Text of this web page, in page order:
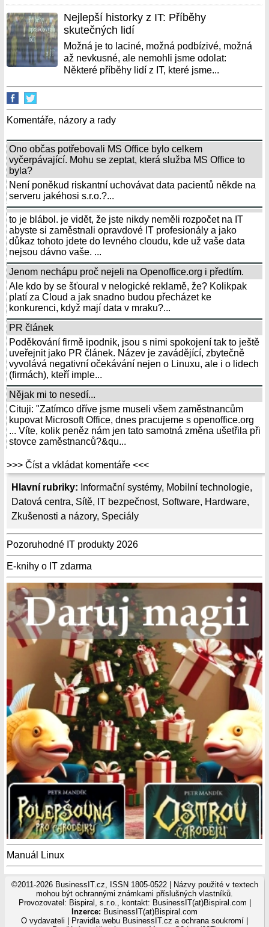
Hlavní rubriky: Informační systémy, Mobilní technologie,
Datová centra, Sítě, IT bezpečnost, Software, Hardware,
Zkušenosti a názory, Speciály
Pozoruhodné IT produkty 2026
E-knihy o IT zdarma
Manuál Linux
Nejlepší historky z IT: Příběhy
skutečných lidí
Možná je to laciné, možná podbízivé, možná
až nevkusné, ale nemohli jsme odolat:
Některé příběhy lidí z IT, které jsme...
Komentáře, názory a rady
Ono občas potřebovali MS Office bylo celkem
vyčerpávající. Mohu se zeptat, která služba MS Office to
byla?
Není poněkud riskantní uchovávat data pacientů někde na
serveru jakéhosi s.r.o.?...
to je blábol. je vidět, že jste nikdy neměli rozpočet na IT
abyste si zaměstnali opravdové IT profesionály a jako
důkaz tohoto jdete do levného cloudu, kde už vaše data
nejsou dávno vaše. ...
Jenom nechápu proč nejeli na Openoffice.org i předtím.
Ale kdo by se šťoural v nelogické reklamě, že? Kolikpak
platí za Cloud a jak snadno budou přecházet ke
konkurenci, když mají data v mraku?...
PR článek
Poděkování firmě ipodnik, jsou s nimi spokojení tak to ještě
uveřejnit jako PR článek. Název je zavádějící, zbytečně
vyvolává negativní očekávání nejen o Linuxu, ale i o lidech
(firmách), kteří imple...
Nějak mi to nesedí...
Cituji: "Zatímco dříve jsme museli všem zaměstnancům
kupovat Microsoft Office, dnes pracujeme s openoffice.org
... Víte, kolik peněz nám jen tato samotná změna ušetřila při
stovce zaměstnanců?&qu...
>>> Číst a vkládat komentáře <<<
©2011-2026 BusinessIT.cz, ISSN 1805-0522 | Názvy použité v textech
mohou být ochrannými známkami příslušných vlastníků.
Provozovatel: Bispiral, s.r.o., kontakt: BusinessIT(at)Bispiral.com |
Inzerce: BusinessIT(at)Bispiral.com
O vydavateli
Pravidla webu BusinessIT.cz a ochrana soukromí